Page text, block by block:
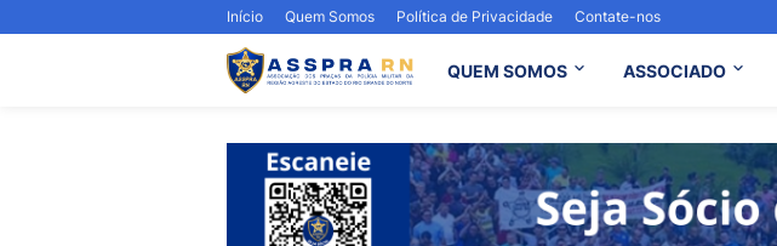
Início Quem Somos Política de Privacidade Contate-nos
QUEM SOMOS ASSOCIADO